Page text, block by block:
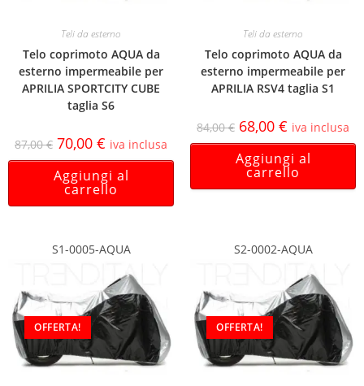
Teli da esterno
Telo coprimoto AQUA da
esterno impermeabile per
APRILIA SPORTCITY CUBE
taglia S6
87,00€ 70,00 € iva inclusa
Aggiungi al
carrello
Teli da esterno
Telo coprimoto AQUA da
esterno impermeabile per
APRILIA RSV4 taglia S1
84,00€ 68,00 € iva inclusa
Aggiungi al
carrello
S1-0005-AQUA
OFFERTA!
S2-0002-AQUA
OFFERTA!